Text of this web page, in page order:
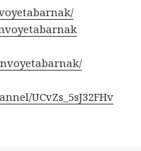
UCvZs_5sJ32FHv